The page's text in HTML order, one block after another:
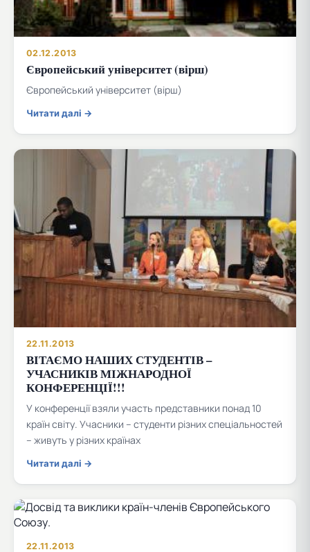
02.12.2013
Європейський університет (вірш)
Європейський університет (вірш)
Читати далі →
22.11.2013
ВІТАЄМО НАШИХ СТУДЕНТІВ –
УЧАСНИКІВ МІЖНАРОДНОЇ
КОНФЕРЕНЦІЇ!!!
У конференції взяли участь представники понад 10
країн світу. Учасники – студенти різних спеціальностей
– живуть у різних країнах
Читати далі →
22.11.2013